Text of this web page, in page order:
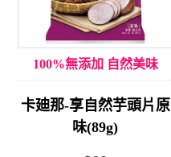
100%無添加 自然美味
卡廸那-享自然芋頭片原
味(89g)